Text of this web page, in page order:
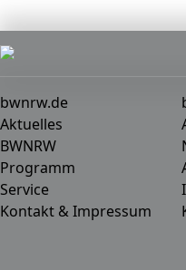
bwnrw.de
Aktuelles
BWNRW
Programm
Service
Kontakt & Impressum